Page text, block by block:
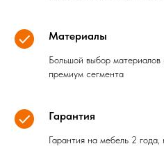
Материалы
Большой выбор
премиум сегмента
Гарантия
Гарантия на мебель 2